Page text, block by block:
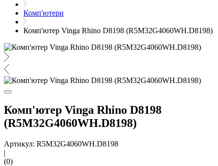
Комп'ютери
Комп'ютер Vinga Rhino D8198 (R5M32G4060WH.D8198)
Комп'ютер Vinga Rhino D8198
(R5M32G4060WH.D8198)
Артикул: R5M32G4060WH.D8198
|
(0)